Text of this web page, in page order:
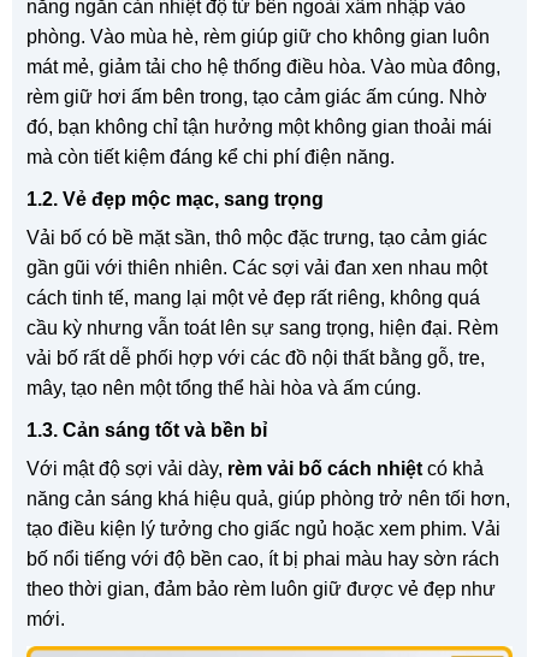
năng ngăn cản nhiệt độ từ bên ngoài xâm nhập vào
phòng. Vào mùa hè, rèm giúp giữ cho không gian luôn
mát mẻ, giảm tải cho hệ thống điều hòa. Vào mùa đông,
rèm giữ hơi ấm bên trong, tạo cảm giác ấm cúng. Nhờ
đó, bạn không chỉ tận hưởng một không gian thoải mái
mà còn tiết kiệm đáng kể chi phí điện năng.
1.2. Vẻ đẹp mộc mạc, sang trọng
Vải bố có bề mặt sần, thô mộc đặc trưng, tạo cảm giác
gần gũi với thiên nhiên. Các sợi vải đan xen nhau một
cách tinh tế, mang lại một vẻ đẹp rất riêng, không quá
cầu kỳ nhưng vẫn toát lên sự sang trọng, hiện đại. Rèm
vải bố rất dễ phối hợp với các đồ nội thất bằng gỗ, tre,
mây, tạo nên một tổng thể hài hòa và ấm cúng.
1.3. Cản sáng tốt và bền bỉ
Với mật độ sợi vải dày, rèm vải bố cách nhiệt có khả
năng cản sáng khá hiệu quả, giúp phòng trở nên tối hơn,
tạo điều kiện lý tưởng cho giấc ngủ hoặc xem phim. Vải
bố nổi tiếng với độ bền cao, ít bị phai màu hay sờn rách
theo thời gian, đảm bảo rèm luôn giữ được vẻ đẹp như
mới.